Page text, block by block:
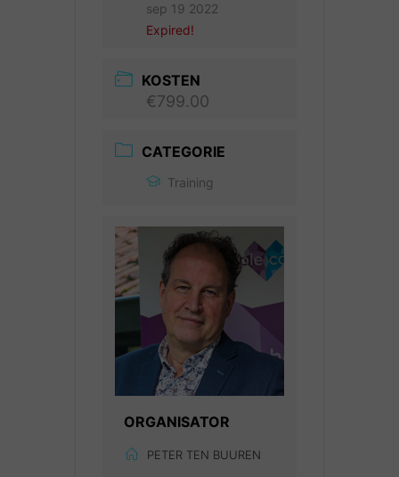
sep 19 2022
Expired!
KOSTEN
€799.00
CATEGORIE
Training
ORGANISATOR
PETER TEN BUUREN